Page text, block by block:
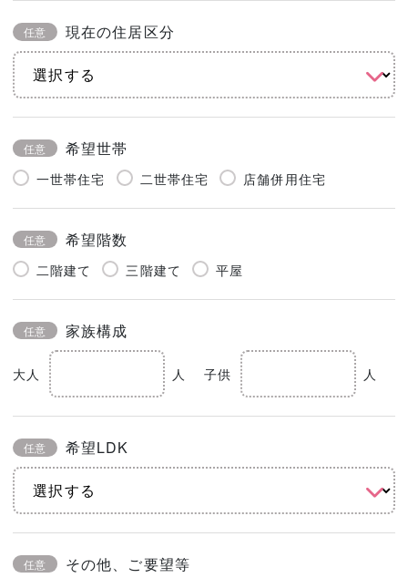
任意 現在の住居区分
任意 希望世帯
一世帯住宅 二世帯住宅 店舗併用住宅
任意 希望階数
二階建て 三階建て 平屋
任意 家族構成
大人 人 子供 人
任意 希望LDK
任意 その他、ご要望等